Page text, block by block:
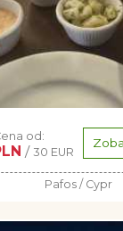
od:
/ 30 EUR
Pafos / Cypr